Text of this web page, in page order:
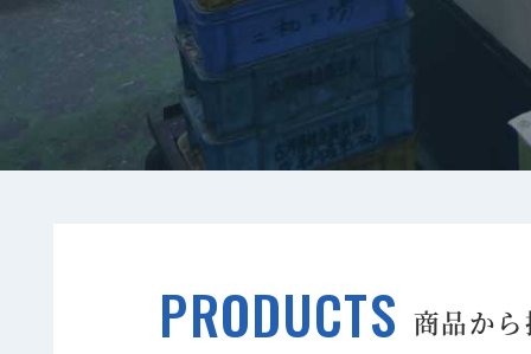
PRODUCTS 商品か